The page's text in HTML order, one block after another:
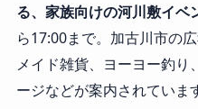
る、家族向けの河川敷イベ
ら17:00まで。加古川市の
メイド雑貨、ヨーヨー釣り
ージなどが案内されていま